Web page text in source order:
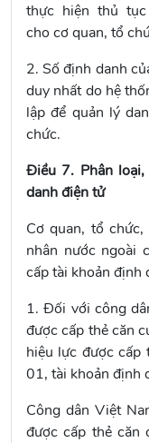
thực hiện thủ
cho cơ quan, tổ
2. Số định danh
duy nhất do hệ
lập để quản lý
chức.
Điều 7. Phân
danh điện tử
Cơ quan, tổ
nhân nước ngoài
cấp tài khoản định
1. Đối với công
được cấp thẻ căn
hiệu lực được cấp
01, tài khoản định
Công dân Việt
được cấp thẻ căn